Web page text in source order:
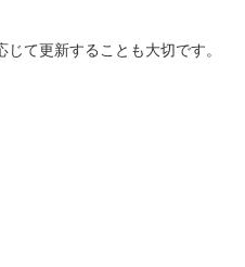
て更新することも大切です。